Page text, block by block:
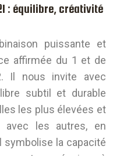
: équilibre, créativité
puissante et
affirmée du 1 et de
Il nous invite avec
subtil et durable
les plus élevées et
avec les autres, en
symbolise la capacité